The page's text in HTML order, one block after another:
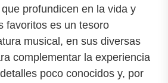
profundicen en la vida y
favoritos es un tesoro
musical, en sus diversas
complementar la experiencia
poco conocidos y, por